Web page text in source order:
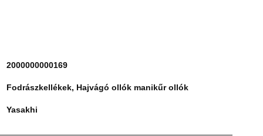
2000000000169
Fodrászkellékek, Hajvágó ollók manikűr ollók
Yasakhi